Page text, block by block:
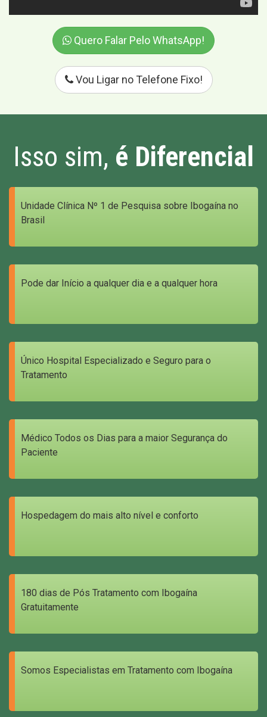
Quero Falar Pelo WhatsApp!
Vou Ligar no Telefone Fixo!
Isso sim, é Diferencial
Unidade Clínica Nº 1 de Pesquisa sobre Ibogaína no
Brasil
Pode dar Início a qualquer dia e a qualquer hora
Único Hospital Especializado e Seguro para o
Tratamento
Médico Todos os Dias para a maior Segurança do
Paciente
Hospedagem do mais alto nível e conforto
180 dias de Pós Tratamento com Ibogaína
Gratuitamente
Somos Especialistas em Tratamento com Ibogaína